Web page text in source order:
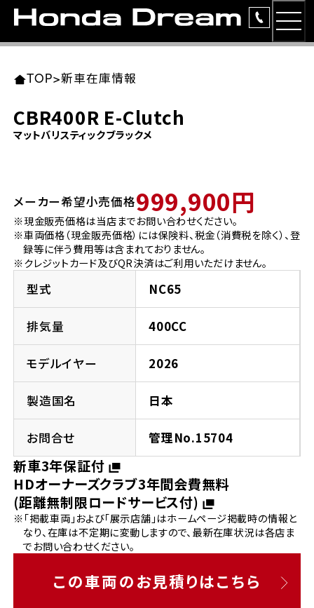
ラインアップ
レンタルバイク
洋用品
イベント
法人向けサービス
お問い合わせ
TOP>新車在庫情報
CBR400R E-Clutch
マットバリスティックブラックメ
メーカー希望小売価格999,900円
※現金販売価格は当店までお問い合わせください。
※車両価格（現金販売価格）には保険料、税金（消費税を除く）、登
録等に伴う費用等は含まれておりません。
※クレジットカード及びQR決済はご利用いただけません。
型式 NC65
排気量 400CC
モデルイヤー 2026
製造国名 日本
お問合せ 管理No.15704
新車3年保証付
HDオーナーズクラブ3年間会費無料
(距離無制限ロードサービス付)
※「掲載車両」および「展示店舗」はホームページ掲載時の情報と
なり、在庫は不定期に変動しますので、最新在庫状況は各店ま
でお問い合わせください。
この車両のお見積りはこちら
東北エリア 店舗一覧
岩手県
宮城県
ホンダドリーム 仙台泉
ホンダドリーム 宮城岩沼
福島県
ホンダドリーム 郡山
関東エリア 店舗一覧
東京都
ホンダドリーム 西東京
ホンダドリーム 練馬
ホンダドリーム 板橋
ホンダドリーム 葛飾
ホンダドリーム 大田
ホンダドリーム 立川
神奈川県
ホンダドリーム 磯子
ホンダドリーム 横浜都筑
中部エリア 店舗一覧
愛知県
ホンダドリーム 名古屋南
ホンダドリーム 小牧
ホンダドリーム 名古屋東
ホンダドリーム 一宮
ホンダドリーム 豊橋
ホンダドリーム 名古屋上小田井
岐阜県
ホンダドリーム 岐阜
近畿エリア 店舗一覧
大阪府
ホンダドリーム 箕面
ホンダドリーム 藤井寺
ホンダドリーム 東淀川
ホンダドリーム 豊中
京都府
ホンダドリーム 京都伏見
ホンダドリーム 京都北山
兵庫県
ホンダドリーム 神戸灘
中国・四国エリア 店舗一覧
岡山県
広島県
ホンダドリーム 広島
ホンダドリーム 福山
徳島県
ホンダドリーム 徳島
香川県
ホンダドリーム 高松
高知県
九州エリア 店舗一覧
福岡県
ホンダドリーム 福岡東
ホンダドリーム 久留米
ホンダドリーム 福岡春日
ホンダドリーム 福岡西
熊本県
ホンダドリーム 熊本